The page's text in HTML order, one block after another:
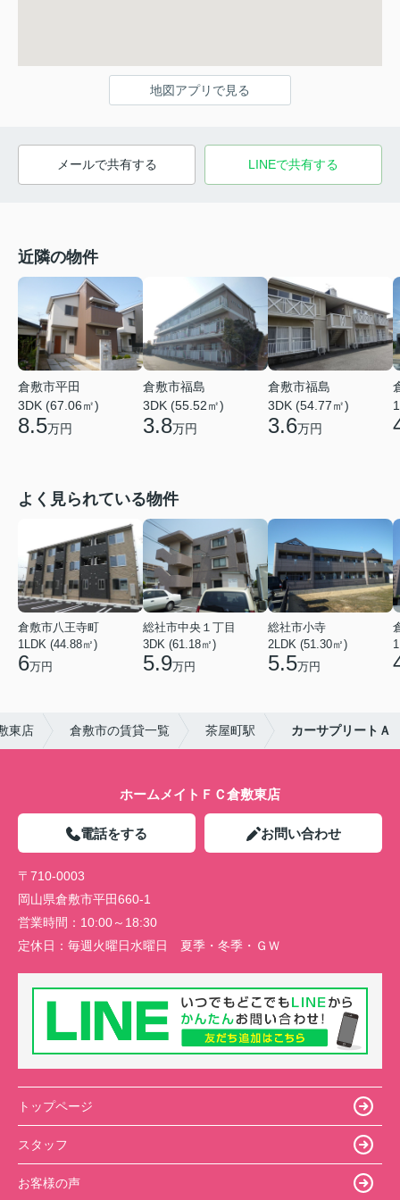
地図アプリで見る
メールで共有する LINEで共有する
近隣の物件
倉敷市平田
3DK (67.06㎡)
8.5万円
倉敷市福島
3DK (55.52㎡)
3.8万円
倉敷市福島
3DK (54.77㎡)
3.6万円
よく見られている物件
倉敷市八王寺町
1LDK (44.88㎡)
6万円
総社市中央１丁目
3DK (61.18㎡)
5.9万円
総社市小寺
2LDK (51.30㎡)
5.5万円
東店 倉敷市の賃貸一覧 茶屋町駅 カーサプリートＡ
ホームメイトＦＣ倉敷東店
電話をする お問い合わせ
〒710-0003
岡山県倉敷市平田660-1
営業時間： 10:00～18:30
定休日： 毎週火曜日水曜日 夏季・冬季・ＧＷ
トップページ
スタッフ
お客様の声